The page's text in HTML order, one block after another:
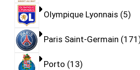
Olympique Lyonnais 5
Paris Saint-Germain 171
Porto 13